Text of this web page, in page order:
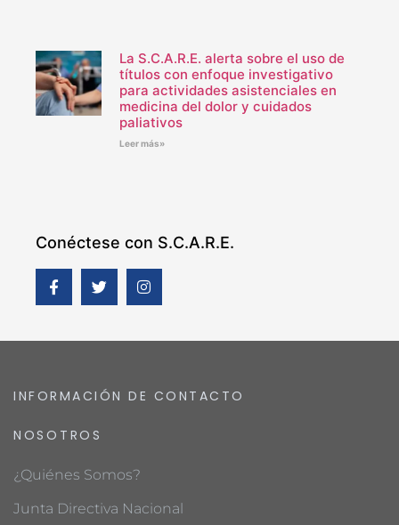
La S.C.A.R.E. alerta sobre el uso de
títulos con enfoque investigativo
para actividades asistenciales en
medicina del dolor y cuidados
paliativos
Leer más»
Conéctese con S.C.A.R.E.
INFORMACIÓN DE CONTACTO
NOSOTROS
¿Quiénes Somos?
Junta Directiva Nacional